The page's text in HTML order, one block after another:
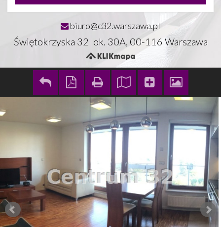
biuro@c32.warszawa.pl
Świętokrzyska 32 lok. 30A, 00-116 Warszawa